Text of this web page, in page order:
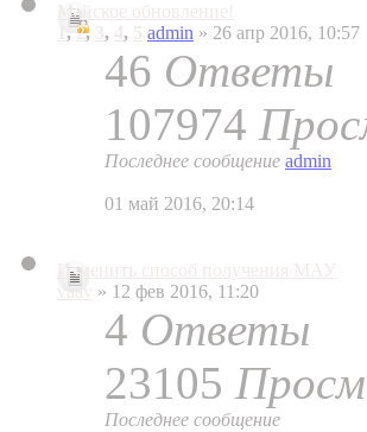
Майское обновление!
,2, , , admin » 26 апр 2016, 10:57
46 Ответы
107974
Последнее сообщение admin
01 май 2016, 20:14
Изменить способ получения МАУ
vaav
» 12 фев 2016, 11:20
4 Ответы
23105
Последнее сообщение